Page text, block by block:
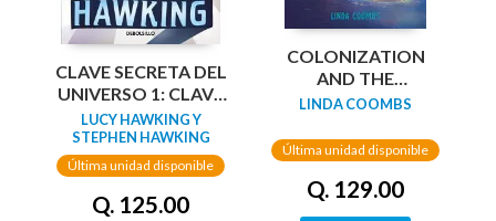
CLAVE SECRETA DEL
UNIVERSO 1: CLAVE
SECRETA DEL
UNIVERSO
LUCY HAWKING Y
STEPHEN HAWKING
Última unidad disponible
Q. 125.00
COLONIZATION
AND THE
WAMPANOAG
LINDA COOMBS
Última unidad disponible
Q. 129.00